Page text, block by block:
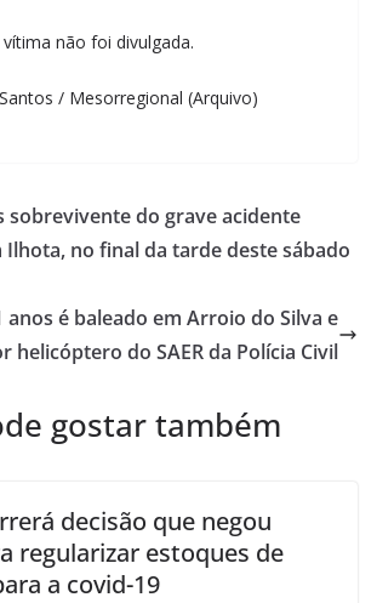
não foi divulgada.
/ Mesorregional (Arquivo)
sobrevivente do grave acidente
no final da tarde deste sábado
anos é baleado em Arroio do Silva e
helicóptero do SAER da Polícia Civil
gostar também
decisão que negou
regularizar estoques de
a covid-19